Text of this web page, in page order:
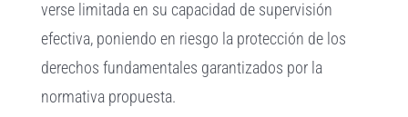
verse limitada en su capacidad de supervisión
efectiva, poniendo en riesgo la protección de los
derechos fundamentales garantizados por la
normativa propuesta.